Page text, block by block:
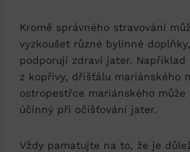
Kromě správného stravování
vyzkoušet⁤ různé bylinné⁣
podporují‍ zdraví jater. ​Například
z‍ kopřivy, ‍dřišťálu mariánského
ostropestřce mariánského může⁤
účinný při očišťování ‌jater.
Vždy⁤ pamatujte na‌ to, že ​je